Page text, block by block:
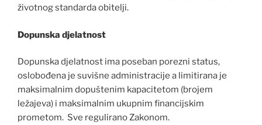
životnog standarda obitelji.
Dopunska djelatnost
Dopunska djelatnost ima poseban porezni status,
oslobođena je suvišne administracije a limitirana je
maksimalnim dopuštenim kapacitetom (brojem
ležajeva) i maksimalnim ukupnim financijskim
prometom. Sve regulirano Zakonom.